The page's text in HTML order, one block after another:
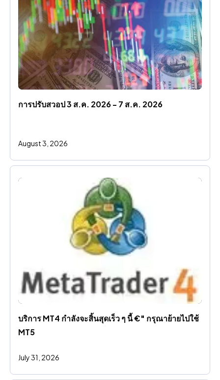
การปรับสวอป 3 ส.ค. 2026 - 7 ส.ค. 2026
August 3, 2026
บริการ MT4 กําลังจะสิ้นสุดเร็ว ๆ นี้ €" กรุณาย้ายไปใช้
MT5
July 31, 2026